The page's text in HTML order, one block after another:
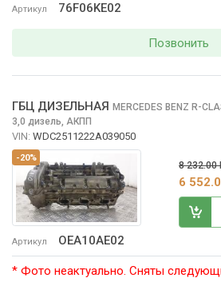
Артикул 76F06KE02
Позвонить
-20%
Артикул OEA10AE02
ГБЦ ДИЗЕЛЬНАЯ MERCEDES BENZ R-
3,0 дизель, АКПП
VIN: WDC2511222A039050
8 232.00
6
* Фото неактуально. Сняты